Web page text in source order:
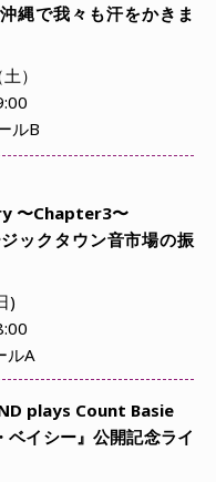
縄で我々も汗をかきま
）
ルB
〜Chapter3〜
ックタウン音市場の振
)
ルA
plays Count Basie
ベイシー』公開記念ライ